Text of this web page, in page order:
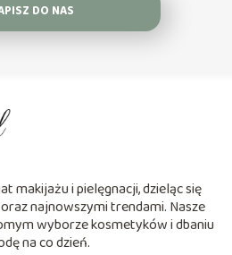
DO NAS
makijażu i pielęgnacji, dzieląc się
najnowszymi trendami. Nasze
wyborze kosmetyków i dbaniu
na co dzień.